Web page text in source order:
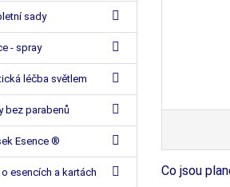
Co jsou
sady
- spray
léčba světlem
bez parabenů
Esence ®
o esencích a kartách